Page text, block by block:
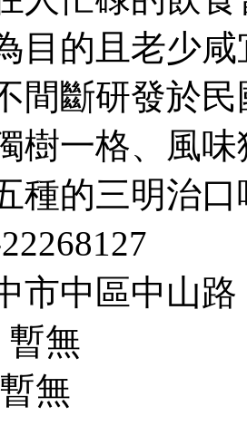
目的且老少
間斷研發於
樹一格、風
種的三明治口
市中區中山路
暫無
暫無